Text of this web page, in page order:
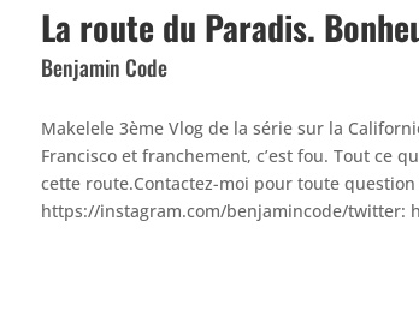
La route du Paradis.
Benjamin Code
Makelele 3ème Vlog de la série sur la
Francisco et franchement, c’est fou. Tout ce
cette route.Contactez-moi pour toute
https://instagram.com/benjamincode/twitter: